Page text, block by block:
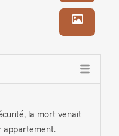
la mort venait
appartement.